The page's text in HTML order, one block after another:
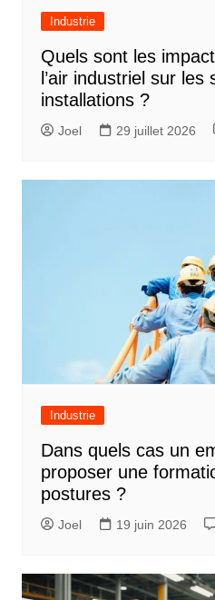
t
Industrie
Quels sont les
l’air industriel sur les
installations ?
Joel 29 juillet 2026
Industrie
Dans quels cas un
proposer une
postures ?
Joel 19 juin 2026